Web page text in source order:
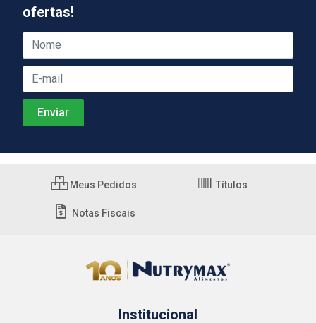
ofertas!
Meus Pedidos Títulos
Notas Fiscais
Institucional